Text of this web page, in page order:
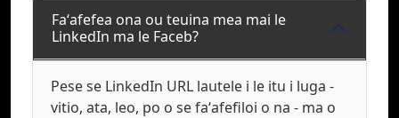
Faʻafefea ona ou teuina mea mai le
LinkedIn ma le Faceb?
Pese se LinkedIn URL lautele i le itu i luga -
vitio, ata, leo, po o se faʻafefiloi o na - ma o